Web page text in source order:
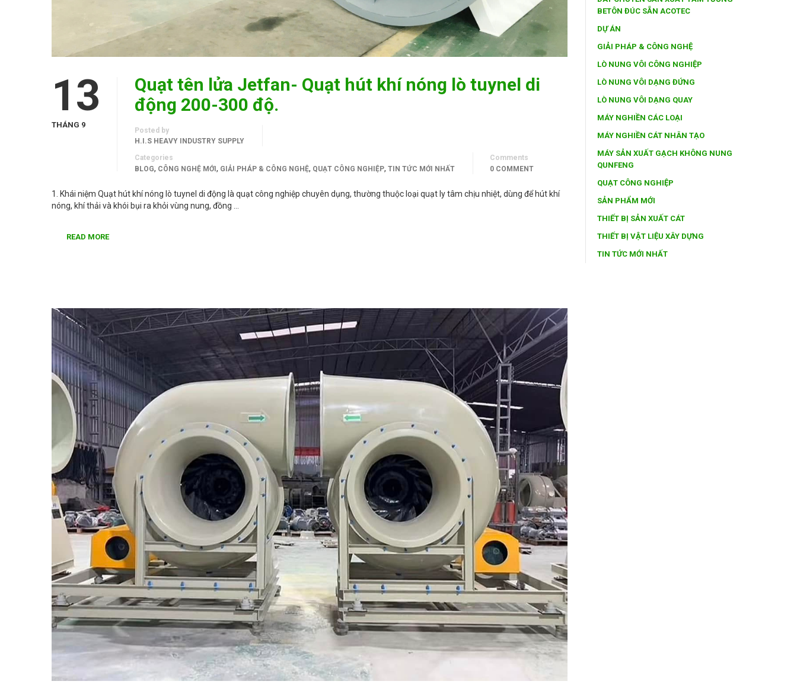
13
THÁNG 9
Quạt tên lửa Jetfan- Quạt hút khí nóng lò tuynel di
động 200-300 độ.
Posted by
H.I.S HEAVY INDUSTRY SUPPLY
Categories
BLOG, CÔNG NGHỆ MỚI, GIẢI PHÁP & CÔNG NGHỆ, QUẠT CÔNG NGHIỆP, TIN TỨC MỚI NHẤT
Comments
0 COMMENT
1. Khái niệm Quạt hút khí nóng lò tuynel di động là quạt công nghiệp chuyên dụng, thường thuộc loại quạt ly tâm chịu nhiệt, dùng để hút khí
nóng, khí thải và khói bụi ra khỏi vùng nung, đồng …
READ MORE
BETÔN ĐÚC SẴN ACOTEC
DỰ ÁN
GIẢI PHÁP & CÔNG NGHỆ
LÒ NUNG VÔI CÔNG NGHIỆP
LÒ NUNG VÔI DẠNG ĐỨNG
LÒ NUNG VÔI DẠNG QUAY
MÁY NGHIỀN CÁC LOẠI
MÁY NGHIỀN CÁT NHÂN TẠO
MÁY SẢN XUẤT GẠCH KHÔNG NUNG
QUNFENG
QUẠT CÔNG NGHIỆP
SẢN PHẨM MỚI
THIẾT BỊ SẢN XUẤT CÁT
THIẾT BỊ VẬT LIỆU XÂY DỰNG
TIN TỨC MỚI NHẤT